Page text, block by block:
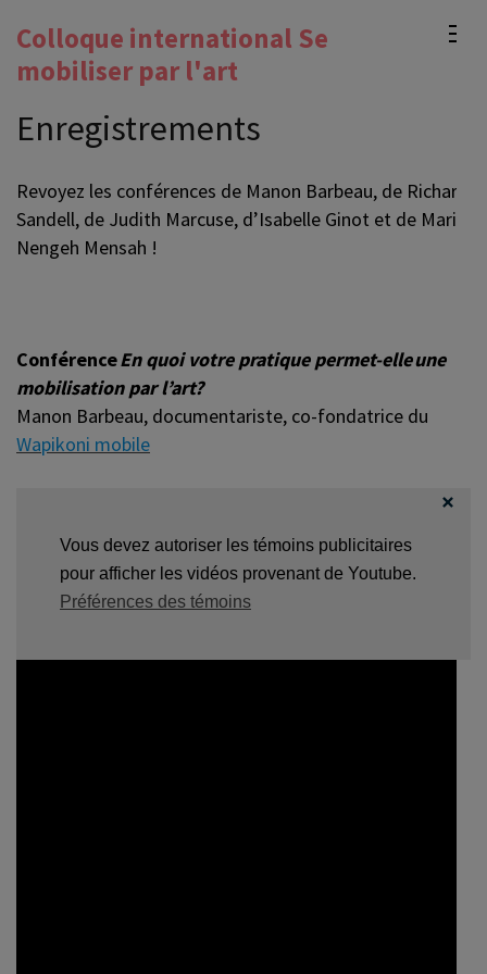
contenu
Entrée)
Colloque international Se
mobiliser par l'art
Enregistrements
Revoyez les conférences de Manon Barbeau, de Richard
Sandell, de Judith Marcuse, d’Isabelle Ginot et de Maria
Nengeh Mensah !
ConférenceEn quoi votre pratique permet-elle une
mobilisation par l’art?
Manon Barbeau, documentariste, co-fondatrice du
Wapikoni mobile
Vous devez autoriser les témoins publicitaires
pour afficher les vidéos provenant de Youtube.
Préférences des témoins